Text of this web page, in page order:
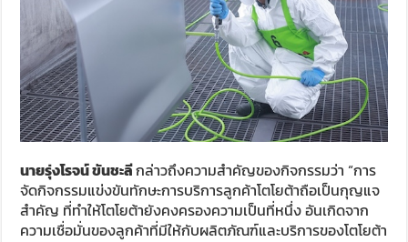
นายรุ่งโรจน์ ขันชะลีกล่าวถึงความสำคัญของกิจกรรมว่า “การ
จัดกิจกรรมแข่งขันทักษะการบริการลูกค้าโตโยต้าถือเป็นกุญแจ
สำคัญ ที่ทำให้โตโยต้ายังคงครองความเป็นที่หนึ่ง อันเกิดจาก
ความเชื่อมั่นของลูกค้าที่มีให้กับผลิตภัณฑ์และบริการของโตโยต้า